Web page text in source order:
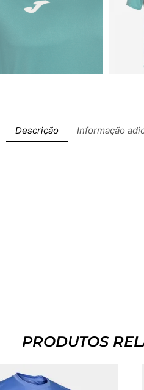
Descrição Informação
PRODUTOS